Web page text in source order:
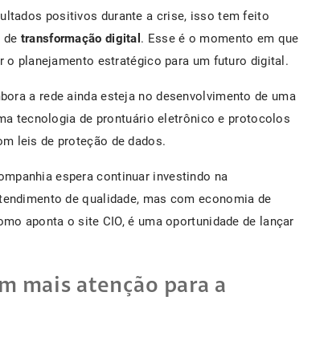
positivos durante a crise, isso tem feito
de transformação digital . Esse é o momento em que
planejamento estratégico para um futuro digital.
a rede ainda esteja no desenvolvimento de uma
tecnologia de prontuário eletrônico e protocolos
leis de proteção de dados.
espera continuar investindo na
de qualidade, mas com economia de
aponta o site CIO, é uma oportunidade de lançar
mais atenção para a